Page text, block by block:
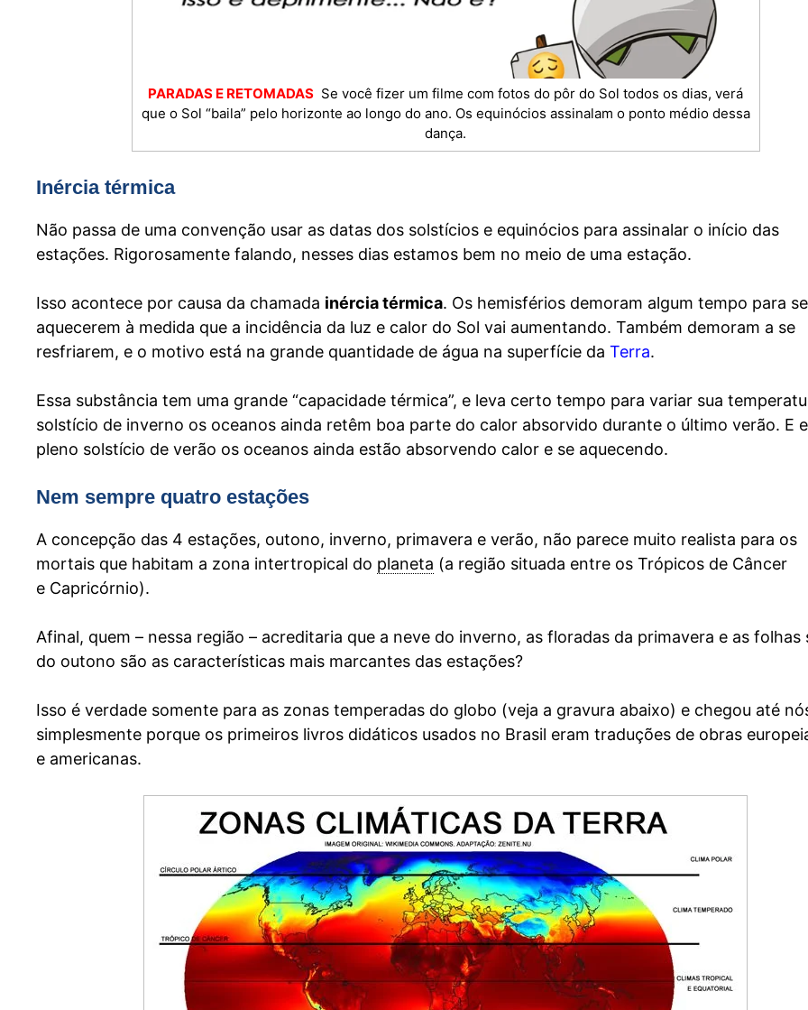
PARADAS E RETOMADAS Se você fizer um filme com fotos do pôr do Sol todos os dias, verá
que o Sol “baila” pelo horizonte ao longo do ano. Os equinócios assinalam o ponto médio dessa
dança.
Inércia térmica
Não passa de uma convenção usar as datas dos solstícios e equinócios para assinalar o início das
estações. Rigorosamente falando, nesses dias estamos bem no meio de uma estação.
Isso acontece por causa da chamada inércia térmica. Os hemisférios demoram algum tempo para se
aquecerem à medida que a incidência da luz e calor do Sol vai aumentando. Também demoram a se
resfriarem, e o motivo está na grande quantidade de água na superfície da Terra.
Essa substância tem uma grande “capacidade térmica”, e leva certo tempo para variar sua
solstício de inverno os oceanos ainda retêm boa parte do calor absorvido durante o último verão. E
pleno solstício de verão os oceanos ainda estão absorvendo calor e se aquecendo.
Nem sempre quatro estações
A concepção das 4 estações, outono, inverno, primavera e verão, não parece muito realista para os
mortais que habitam a zona intertropical do planeta (a região situada entre os Trópicos de Câncer
e Capricórnio).
Afinal, quem – nessa região – acreditaria que a neve do inverno, as floradas da primavera e as folhas
do outono são as características mais marcantes das estações?
Isso é verdade somente para as zonas temperadas do globo (veja a gravura abaixo) e chegou até
simplesmente porque os primeiros livros didáticos usados no Brasil eram traduções de obras
e americanas.